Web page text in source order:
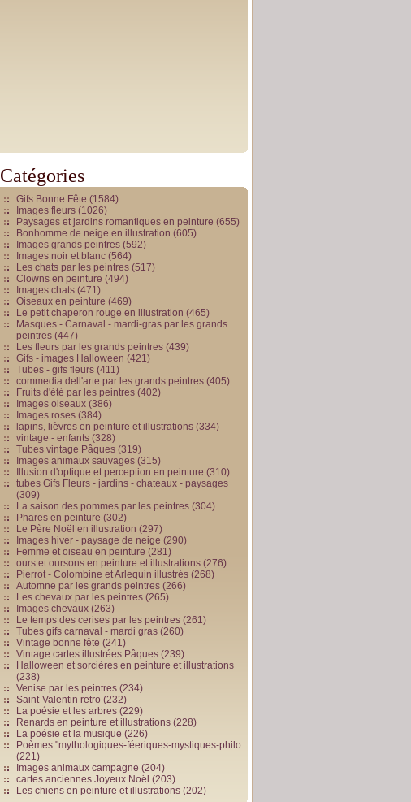
Catégories
Gifs Bonne Fête (1584)
Images fleurs (1026)
Paysages et jardins romantiques en peinture (655)
Bonhomme de neige en illustration (605)
Images grands peintres (592)
Images noir et blanc (564)
Les chats par les peintres (517)
Clowns en peinture (494)
Images chats (471)
Oiseaux en peinture (469)
Le petit chaperon rouge en illustration (465)
Masques - Carnaval - mardi-gras par les grands
peintres (447)
Les fleurs par les grands peintres (439)
Gifs - images Halloween (421)
Tubes - gifs fleurs (411)
commedia dell'arte par les grands peintres (405)
Fruits d'été par les peintres (402)
Images oiseaux (386)
Images roses (384)
lapins, lièvres en peinture et illustrations (334)
vintage - enfants (328)
Tubes vintage Pâques (319)
Images animaux sauvages (315)
Illusion d'optique et perception en peinture (310)
tubes Gifs Fleurs - jardins - chateaux - paysages
(309)
La saison des pommes par les peintres (304)
Phares en peinture (302)
Le Père Noël en illustration (297)
Images hiver - paysage de neige (290)
Femme et oiseau en peinture (281)
ours et oursons en peinture et illustrations (276)
Pierrot - Colombine et Arlequin illustrés (268)
Automne par les grands peintres (266)
Les chevaux par les peintres (265)
Images chevaux (263)
Le temps des cerises par les peintres (261)
Tubes gifs carnaval - mardi gras (260)
Vintage bonne fête (241)
Vintage cartes illustrées Pâques (239)
Halloween et sorcières en peinture et illustrations
(238)
Venise par les peintres (234)
Saint-Valentin retro (232)
La poésie et les arbres (229)
Renards en peinture et illustrations (228)
La poésie et la musique (226)
Poèmes "mythologiques-féeriques-mystiques-philo
(221)
Images animaux campagne (204)
cartes anciennes Joyeux Noël (203)
Les chiens en peinture et illustrations (202)